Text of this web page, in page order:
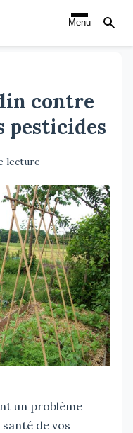
Menu
contre
pesticides
lecture
un problème
de vos